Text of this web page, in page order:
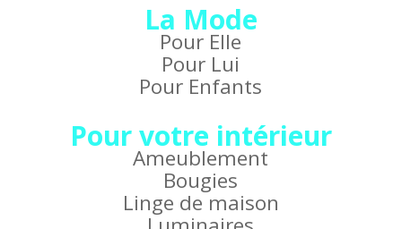
La Mode
Pour Elle
Pour Lui
Pour Enfants
Pour votre intérieur
Ameublement
Bougies
Linge de maison